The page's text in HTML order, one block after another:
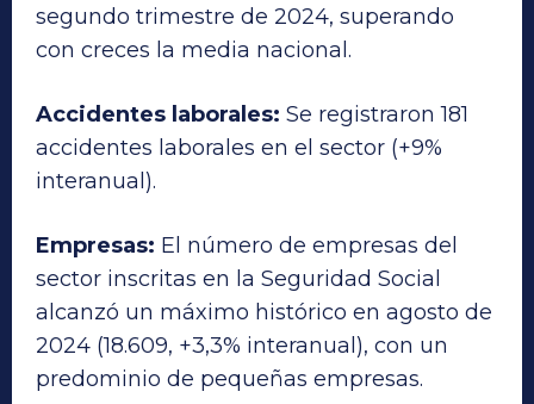
segundo trimestre de 2024, superando
con creces la media nacional.
Accidentes laborales: Se registraron 181
accidentes laborales en el sector (+9%
interanual).
Empresas: El número de empresas del
sector inscritas en la Seguridad Social
alcanzó un máximo histórico en agosto de
2024 (18.609, +3,3% interanual), con un
predominio de pequeñas empresas.